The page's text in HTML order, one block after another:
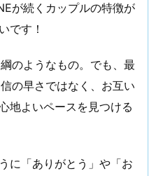
が続くカップルの特徴が
です！
のようなもの。でも、最
の早さではなく、お互い
地よいペースを見つける
に「ありがとう」や「お